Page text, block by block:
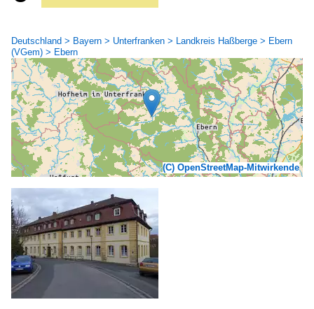
Deutschland > Bayern > Unterfranken > Landkreis Haßberge > Ebern
(VGem) > Ebern
(C) OpenStreetMap-Mitwirkende